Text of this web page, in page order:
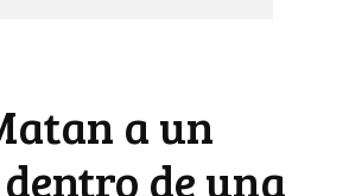
a un
de una